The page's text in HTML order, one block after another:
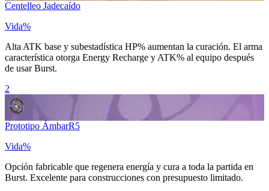
Centelleo Jadecaído
Vida%
Alta ATK base y subestadística HP% aumentan la curación. El arma
característica otorga Energy Recharge y ATK% al equipo después
de usarBurst.
2
Prototipo ÁmbarR5
Vida%
Opción fabricable que regenera energía y cura a toda la partida en
Burst. Excelente para construcciones con presupuesto limitado.